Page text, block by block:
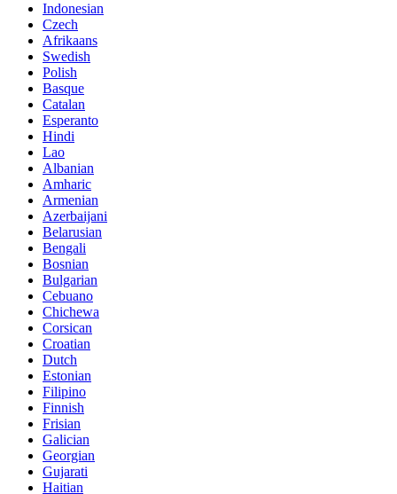
Indonesian
Czech
Afrikaans
Swedish
Polish
Basque
Catalan
Esperanto
Hindi
Lao
Albanian
Amharic
Armenian
Azerbaijani
Belarusian
Bengali
Bosnian
Bulgarian
Cebuano
Chichewa
Corsican
Croatian
Dutch
Estonian
Filipino
Finnish
Frisian
Galician
Georgian
Gujarati
Haitian